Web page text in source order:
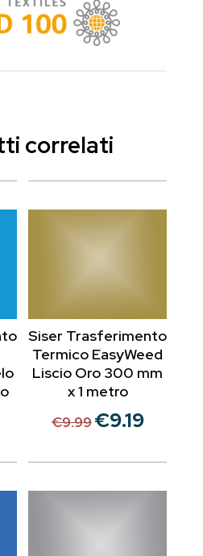
correlati
Siser Trasferimento
Termico EasyWeed
Liscio Oro 300 mm
x 1 metro
€9.99 Il
originale
€9.19Il
attuale